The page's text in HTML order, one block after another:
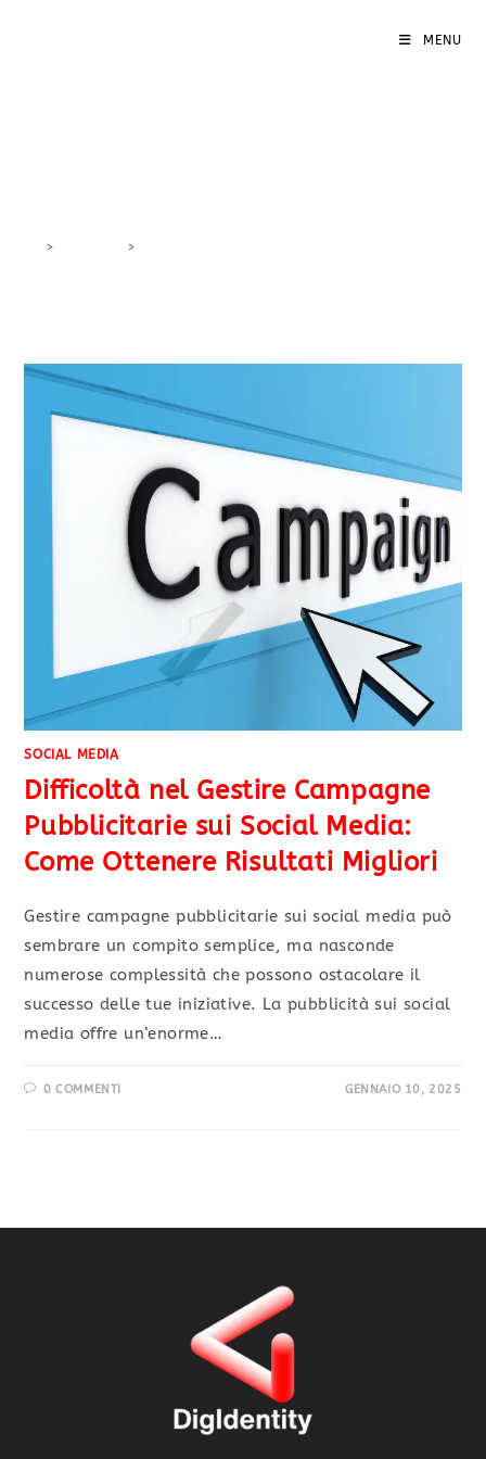
MENU
> >
SOCIAL MEDIA
Difficoltà nel Gestire Campagne
Pubblicitarie sui Social Media:
Come Ottenere Risultati Migliori
Gestire campagne pubblicitarie sui social media può
sembrare un compito semplice, ma nasconde
numerose complessità che possono ostacolare il
successo delle tue iniziative. La pubblicità sui social
media offre un’enorme…
0 COMMENTI GENNAIO 10, 2025